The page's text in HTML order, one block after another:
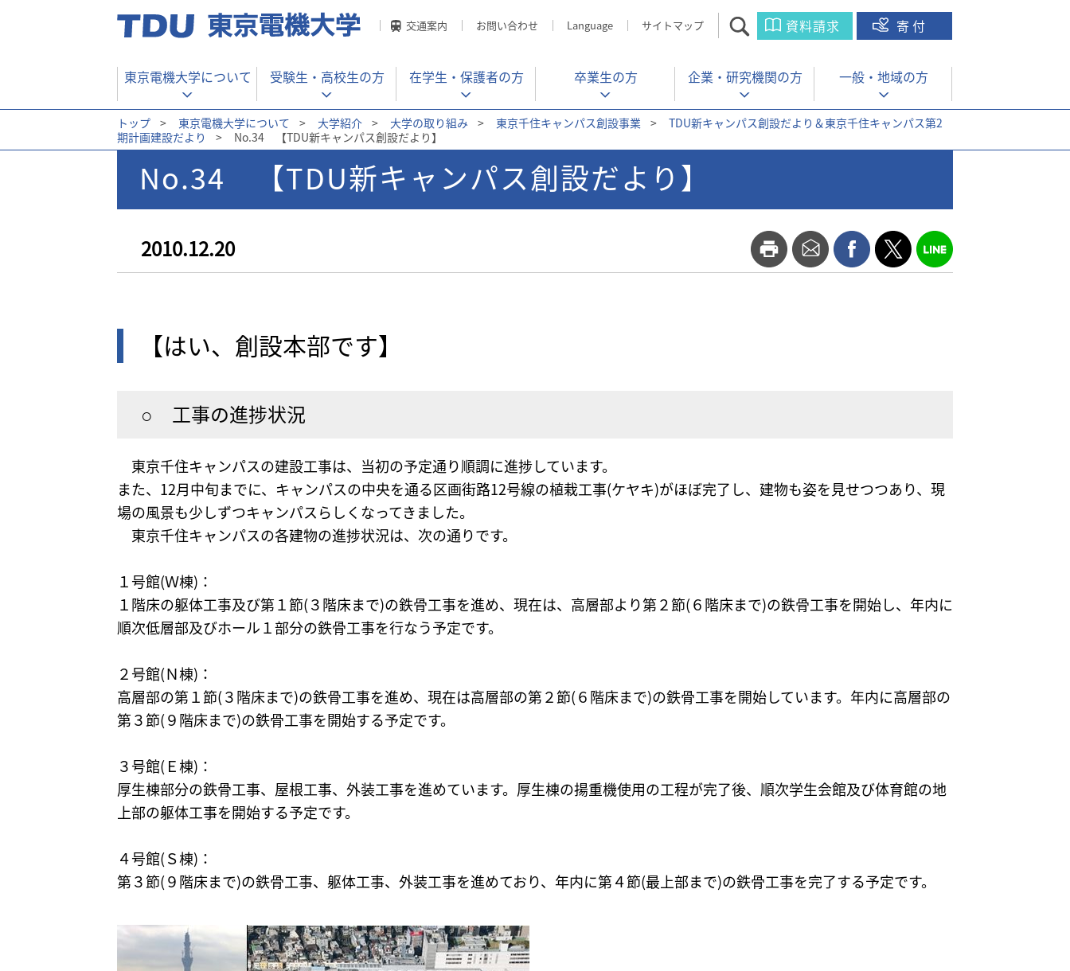
交通案内 お問い合わせ Language サイトマップ 資料請求 寄付
東京電機大学について 受験生・ 高校生の方 在学生・ 保護者の方 卒業生の方 企業・ 研究機関の方 一般・ 地域の方
トップ > 東京電機大学について > 大学紹介 > 大学の取り組み > 東京千住キャンパス創設事業 >
TDU新キャンパス創設だより＆東京千住キャンパス第2
期計画建設だより
> No.34 【TDU新キャンパス創設だより】
No.34 【TDU新キャンパス創設だより】
2010.12.20
【はい、創設本部です】
○ 工事の進捗状況
東京千住キャンパスの建設工事は、当初の予定通り順調に進捗しています。
また、12月中旬までに、キャンパスの中央を通る区画街路12号線の植栽工事(ケヤキ)がほぼ完了し、建物も姿を見せつつあり、現
場の風景も少しずつキャンパスらしくなってきました。
東京千住キャンパスの各建物の進捗状況は、次の通りです。
１号館(Ｗ棟)：
１階床の躯体工事及び第１節(３階床まで)の鉄骨工事を進め、現在は、高層部より第２節(６階床まで)の鉄骨工事を開始し、年内に
順次低層部及びホール１部分の鉄骨工事を行なう予定です。
２号館(Ｎ棟)：
高層部の第１節(３階床まで)の鉄骨工事を進め、現在は高層部の第２節(６階床まで)の鉄骨工事を開始しています。年内に高層部の
第３節(９階床まで)の鉄骨工事を開始する予定です。
３号館(Ｅ棟)：
厚生棟部分の鉄骨工事、屋根工事、外装工事を進めています。厚生棟の揚重機使用の工程が完了後、順次学生会館及び体育館の地
上部の躯体工事を開始する予定です。
４号館(Ｓ棟)：
第３節(９階床まで)の鉄骨工事、躯体工事、外装工事を進めており、年内に第４節(最上部まで)の鉄骨工事を完了する予定です。